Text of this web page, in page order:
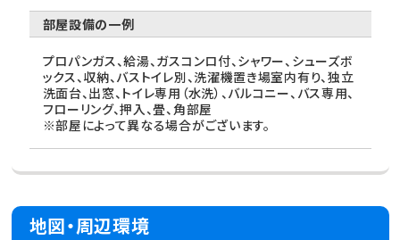
部屋設備の一例
プロパンガス、給湯、ガスコンロ付、シャワー、シューズボ
ックス、収納、バストイレ別、洗濯機置き場室内有り、独立
洗面台、出窓、トイレ専用（水洗）、バルコニー、バス専用、
フローリング、押入、畳、角部屋
※部屋によって異なる場合がございます。
地図・周辺環境